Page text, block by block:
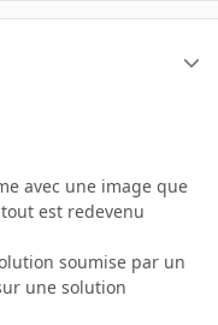
avec une image que
est redevenu
soumise par un
une solution